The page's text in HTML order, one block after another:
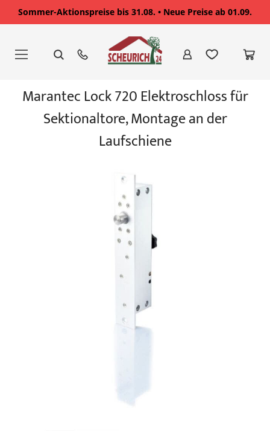
Sommer-Aktionspreise bis 31.08. • Neue Preise ab 01.09.
springen
Marantec Lock 720 Elektroschloss für
Sektionaltore, Montage an der
Laufschiene